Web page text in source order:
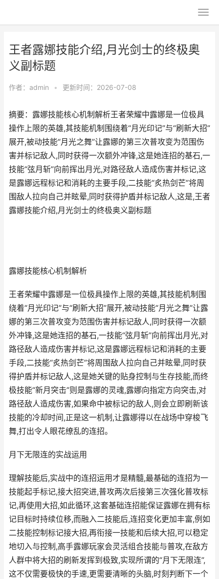
王者露娜技能介绍,月光剑士的终极奥
义副标题
作者： admin • 更新时间：2026-07-08
摘要：露娜技能核心机制解析王者荣耀中露娜是一位极具
操作上限的英雄,其技能机制围绕着“月光印记”与“刷新大招”
展开,被动技能“月光之舞”让露娜的第三次普攻变为范围伤
害并标记敌人,同时获得一次额外冲锋,这是她连招的基石,一
技能“弦月斩”向前挥出月光,对路径敌人造成伤害并标记,这
是露娜远程标记和消耗的主要手段,二技能“炙热剑芒”将周
围敌人拉向自己并眩晕,同时获得护盾并标记敌人,这是,王者
露娜技能介绍,月光剑士的终极奥义副标题
露娜技能核心机制解析
王者荣耀中露娜是一位极具操作上限的英雄,其技能机制围
绕着“月光印记”与“刷新大招”展开,被动技能“月光之舞”让露
娜的第三次普攻变为范围伤害并标记敌人,同时获得一次额
外冲锋,这是她连招的基石,一技能“弦月斩”向前挥出月光,对
路径敌人造成伤害并标记,这是露娜远程标记和消耗的主要
手段,二技能“炙热剑芒”将周围敌人拉向自己并眩晕,同时获
得护盾并标记敌人,这是她关键的贴身控制与生存技能,而终
极技能“新月突击”则是露娜的灵魂,露娜向指定方向突击,对
路径敌人造成伤害,如果命中被标记的敌人,则会立即刷新该
技能的冷却时间,正是这一机制,让露娜得以在战场中穿梭飞
舞,打出令人眼花缭乱的连招。
月下无限连的实战运用
理解技能后,实战中的连招运用才是精髓,最基础的连招为一
技能起手标记,接大招突进,普攻两次后接第三次强化普攻标
记,再使用大招,如此循环,这套基础连招能保证露娜在拥有标
记目标时持续位移,而融入二技能后,连招变化更加丰富,例如
二技能控制标记接大招,再衔接一技能和后续大招,可以稳定
地切入与控制,高手露娜玩家会灵活组合技能与普攻,在敌方
人群中将大招的刷新发挥到极致,实现所谓的“月下无限连”,
这不仅需要极快的手速,更需要清晰的头脑,时刻判断下一个